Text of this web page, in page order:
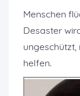
Menschen
Desaster
helfen.